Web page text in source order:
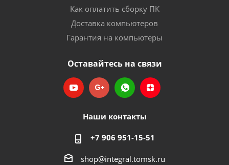
Как оплатить сборку ПК
Доставка компьютеров
Гарантия на компьютеры
Оставайтесь на связи
Наши контакты
+7 906 951-15-51
shop@integral.tomsk.ru